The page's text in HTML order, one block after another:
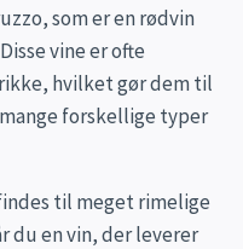
som er en rødvin
vine er ofte
hvilket gør dem til
forskellige typer
til meget rimelige
du en vin, der leverer